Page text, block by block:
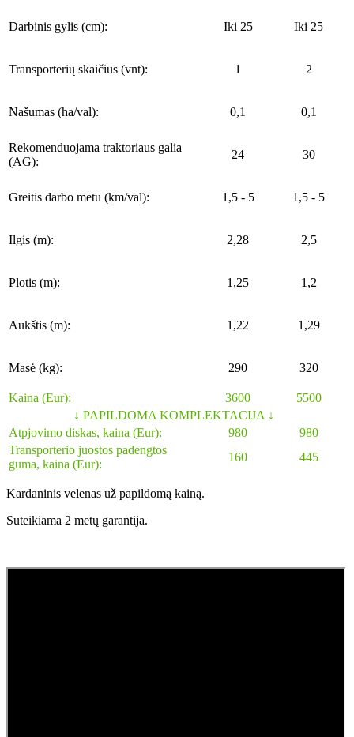
Darbinis gylis (cm): Iki 25 Iki 25
Transporterių skaičius (vnt): 1 2
Našumas (ha/val): 0,1 0,1
Rekomenduojama traktoriaus galia
(AG):
24 30
Greitis darbo metu (km/val): 1,5 - 5 1,5 - 5
Ilgis (m): 2,28 2,5
Plotis (m): 1,25 1,2
Aukštis (m): 1,22 1,29
Masė (kg): 290 320
Kaina (Eur): 3600
5500
↓ PAPILDOMA KOMPLEKTACIJA ↓
Atpjovimo diskas, kaina (Eur):
980
980
Transporterio juostos padengtos
guma, kaina (Eur):
160 445
Kardaninis velenas už papildomą kainą.
Suteikiama 2 metų garantija.